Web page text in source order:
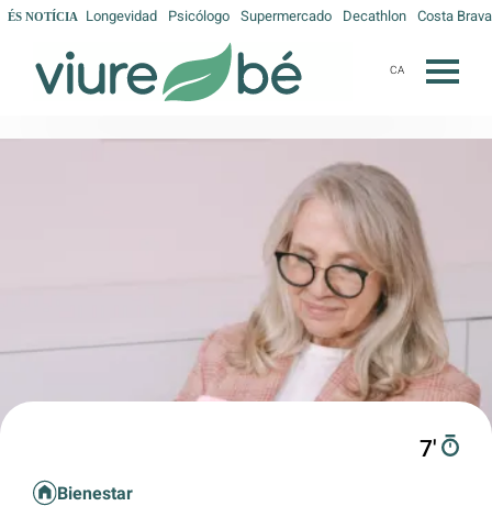
ÉS NOTÍCIA Longevidad Psicólogo Supermercado Decathlon Costa Brava
CA
7′
Bienestar